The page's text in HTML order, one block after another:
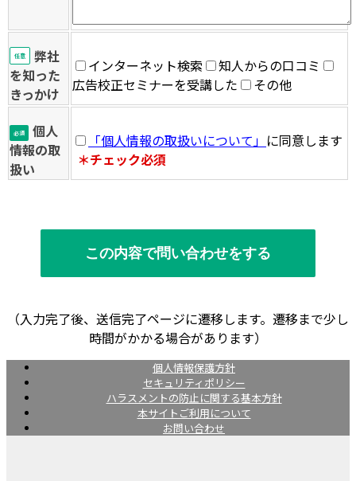
任意
弊社
を知った
きっかけ
インターネット検索
知人からの口コミ
広告校正セミナーを受講した
その他
必須
個人
情報の取
扱い
「個人情報の取扱いについて」 に同意します
＊チェック必須
（入力完了後、送信完了ページに遷移します。遷移まで少し
時間がかかる場合があります）
個人情報保護方針
セキュリティポリシー
ハラスメントの防止に関する基本方針
本サイトご利用について
お問い合わせ